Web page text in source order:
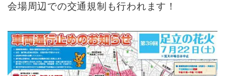
会場周辺での交通規制も行われます！